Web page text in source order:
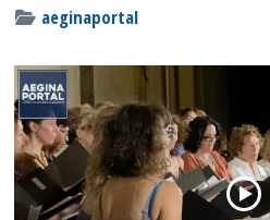
aeginaportal